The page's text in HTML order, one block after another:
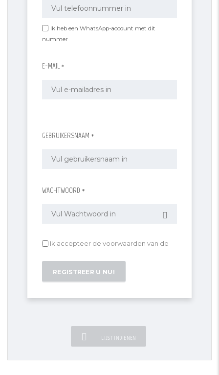
Ik heb een WhatsApp-account met dit
nummer
E-MAIL *
GEBRUIKERSNAAM *
WACHTWOORD *
Ik accepteer de voorwaarden van de
LIJST INDIENEN